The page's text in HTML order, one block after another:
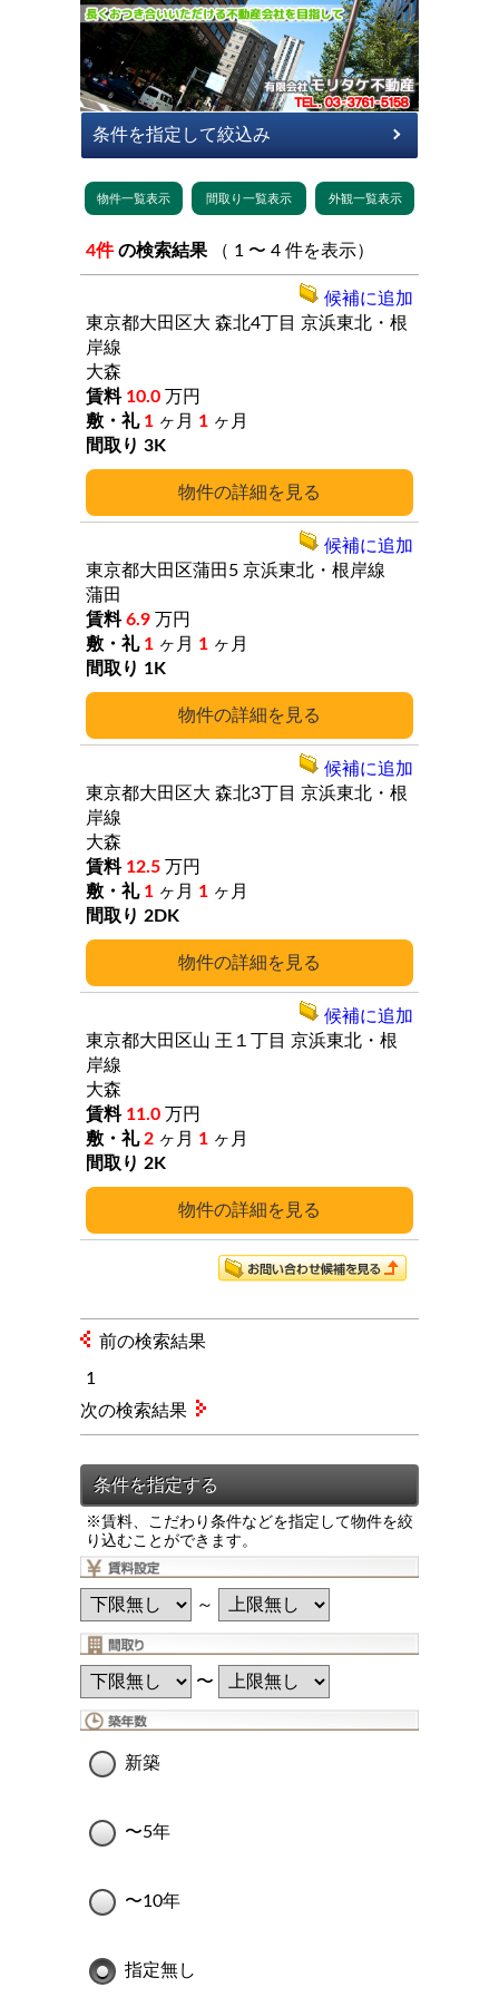
4件 の検索結果 （ 1 〜 4 件を表示）
詳細
東京都大田区大 森北4丁目 京浜東北・根
岸線
大森
10.0 万円
1 ヶ月 1 ヶ月
3K
候補に追加
詳細
東京都大田区蒲田5 京浜東北・根岸線
蒲田
6.9 万円
1 ヶ月 1 ヶ月
1K
候補に追加
詳細
東京都大田区大 森北3丁目 京浜東北・根
岸線
大森
12.5 万円
1 ヶ月 1 ヶ月
2DK
候補に追加
詳細
東京都大田区山 王１丁目 京浜東北・根
岸線
大森
11.0 万円
2 ヶ月 1 ヶ月
2K
候補に追加
前の検索結果
1
※賃料、こだわり条件などを指定して物件を絞
り込むことができます。
～
〜
新築
〜5年
〜10年
指定無し